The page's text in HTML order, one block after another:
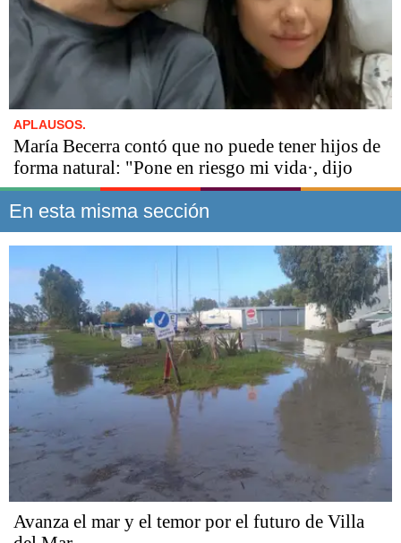
APLAUSOS.
María Becerra contó que no puede tener hijos de
forma natural: "Pone en riesgo mi vida·, dijo
En esta misma sección
Avanza el mar y el temor por el futuro de Villa